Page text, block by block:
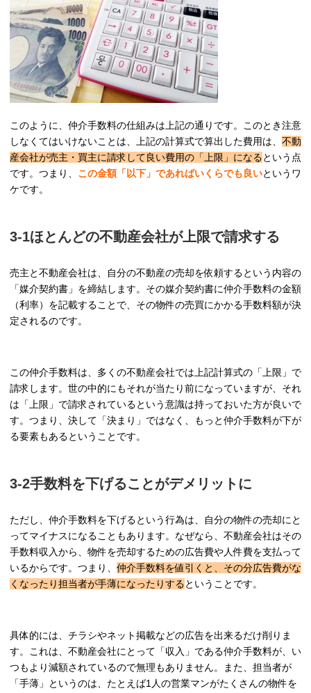
このように、仲介手数料の仕組みは上記の通りです。このとき注意
しなくてはいけないことは、上記の計算式で算出した費用は、 不動
産会社が売主・買主に請求して良い費用の「上限」になるという点
です。つまり、 この金額「以下」であればいくらでも良いというワ
ケです。
3-1ほとんどの不動産会社が上限で請求する
売主と不動産会社は、自分の不動産の売却を依頼するという内容の
「媒介契約書」を締結します。その媒介契約書に仲介手数料の金額
（利率）を記載することで、その物件の売買にかかる手数料額が決
定されるのです。
この仲介手数料は、多くの不動産会社では上記計算式の「上限」で
請求します。世の中的にもそれが当たり前になっていますが、それ
は「上限」で請求されているという意識は持っておいた方が良いで
す。つまり、決して「決まり」ではなく、もっと仲介手数料が下が
る要素もあるということです。
3-2手数料を下げることがデメリットに
ただし、仲介手数料を下げるという行為は、自分の物件の売却にと
ってマイナスになることもあります。なぜなら、不動産会社はその
手数料収入から、物件を売却するための広告費や人件費を支払って
いるからです。つまり、 仲介手数料を値引くと、その分広告費がな
くなったり担当者が手薄になったりするということです。
具体的には、チラシやネット掲載などの広告を出来るだけ削りま
す。これは、不動産会社にとって「収入」である仲介手数料が、い
つもより減額されているので無理もありません。また、担当者が
「手薄」というのは、たとえば1人の営業マンがたくさんの物件を